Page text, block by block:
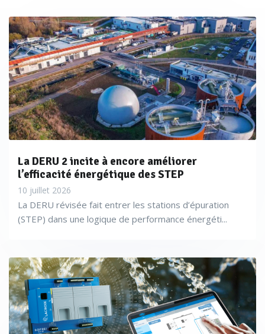
La DERU 2 incite à encore améliorer
l’efficacité énergétique des STEP
10 juillet 2026
La DERU révisée fait entrer les stations d’épuration
(STEP) dans une logique de performance énergéti...